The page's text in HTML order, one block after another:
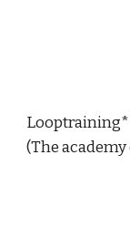
Looptraining*
(The